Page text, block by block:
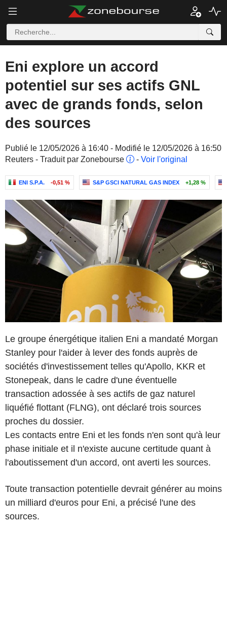
Eni explore un accord
potentiel sur ses actifs GNL
avec de grands fonds, selon
des sources
Publié le 12/05/2026 à 16:40 - Modifié le 12/05/2026 à 16:50
Reuters - Traduit par Zonebourse
- Voir l'original
ENI S.P.A. -0,51 % S&P GSCI NATURAL GAS INDEX +1,28 %
Le groupe énergétique italien Eni a mandaté Morgan
Stanley pour l'aider à lever des fonds auprès de
sociétés d'investissement telles qu'Apollo, KKR et
Stonepeak, dans le cadre d'une éventuelle
transaction adossée à ses actifs de gaz naturel
liquéfié flottant (FLNG), ont déclaré trois sources
proches du dossier.
Les contacts entre Eni et les fonds n'en sont qu'à leur
phase initiale et il n'existe aucune certitude quant à
l'aboutissement d'un accord, ont averti les sources.
Toute transaction potentielle devrait générer au moins
un milliard d'euros pour Eni, a précisé l'une des
sources.